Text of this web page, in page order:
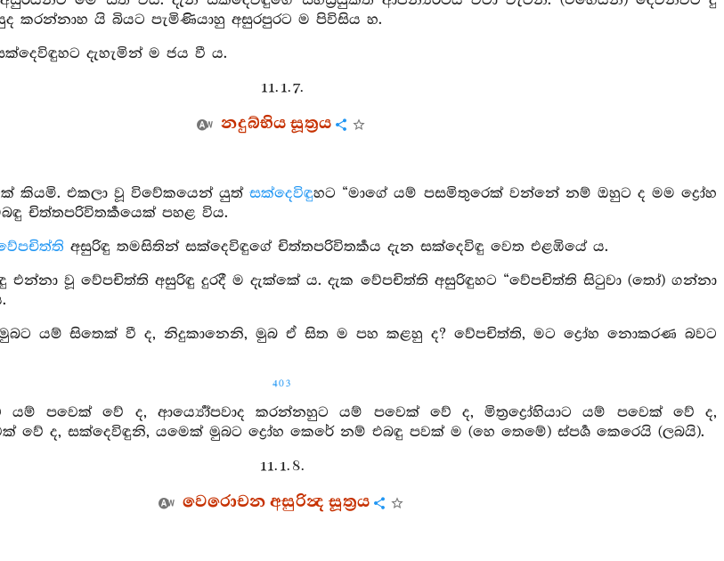
කරන්නාහ යි බියට පැමිණියාහු අසුරපුරට ම පිවිසිය හ.
දැහැමින් ම ජය වී ය.
11. 1. 7.
නදුබ්භිය සූත්‍රය
කියමි. එකලා වූ විවේකයෙන් යුත්සක්දෙවිඳුහට “මාගේ යම් පසමිතුරෙක් වන්නේ නම් ඔහුට ද මම ද්‍රෝහ
චිත්තපරිවිතර්‍කයෙක් පහළ විය.
අසුරිඳු තමසිතින් සක්දෙවිඳුගේ චිත්තපරිවිතර්‍කය දැන සක්දෙවිඳු වෙත එළඹියේ ය.
වූ වේපචිත්ති අසුරිඳු දුරදී ම දැක්කේ ය. දැක වේපචිත්ති අසුරිඳුහට “වේපචිත්ති සිටුවා (තෝ) ගන්නා
යම් සිතෙක් වී ද, නිදුකානෙනි, මුබ ඒ සිත ම පහ කළහු ද? වේපචිත්ති, මට ද්‍රෝහ නොකරණ බවට
403
පවෙක් වේ ද, ආර්‍ය්‍යෝපවාද කරන්නහුට යම් පවෙක් වේ ද, මිත්‍රද්‍රෝහියාට යම් පවෙක් වේ ද,
වේ ද, සක්දෙවිඳුනි, යමෙක් මුබට ද්‍රෝහ කෙරේ නම් එබඳු පවක් ම (හෙ තෙමේ) ස්පර්‍ශ කෙරෙයි (ලබයි).
11. 1. 8.
වෙරොචන අසුරින්‍ද සූත්‍රය